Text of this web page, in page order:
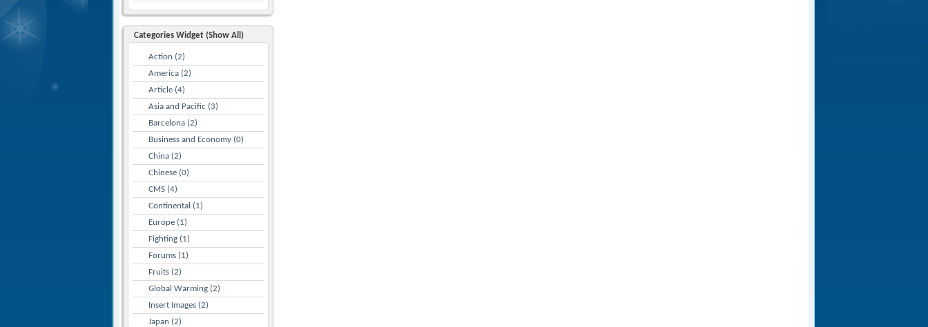
Categories Widget (Show All)
Action (2)
America (2)
Article (4)
Asia and Pacific (3)
Barcelona (2)
Business and Economy (0)
China (2)
Chinese (0)
CMS (4)
Continental (1)
Europe (1)
Fighting (1)
Forums (1)
Fruits (2)
Global Warming (2)
Insert Images (2)
Japan (2)